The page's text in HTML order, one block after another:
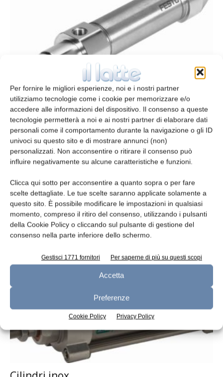
Per fornire le migliori esperienze, noi e i nostri partner
utilizziamo tecnologie come i cookie per memorizzare e/o
accedere alle informazioni del dispositivo. Il consenso a queste
tecnologie permetterà a noi e ai nostri partner di elaborare dati
personali come il comportamento durante la navigazione o gli ID
univoci su questo sito e di mostrare annunci (non)
personalizzati. Non acconsentire o ritirare il consenso può
influire negativamente su alcune caratteristiche e funzioni.
Clicca qui sotto per acconsentire a quanto sopra o per fare
scelte dettagliate. Le tue scelte saranno applicate solamente a
questo sito. È possibile modificare le impostazioni in qualsiasi
momento, compreso il ritiro del consenso, utilizzando i pulsanti
della Cookie Policy o cliccando sul pulsante di gestione del
consenso nella parte inferiore dello schermo.
Gestisci 1771 fornitori Per saperne di più su questi scopi
Accetta
Preferenze
Cookie Policy Privacy Policy
Attuatori clean design
redazione 3 Ottobre 2017
Cilindri d’acciaio inox